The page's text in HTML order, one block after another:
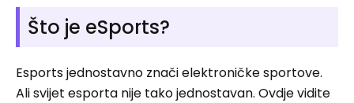
Što je eSports?
Esports jednostavno znači elektroničke sportove.
Ali svijet esporta nije tako jednostavan. Ovdje vidite